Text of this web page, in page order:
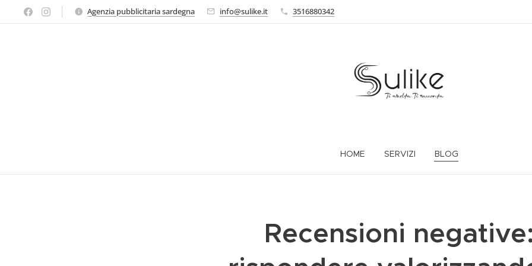
Agenzia pubblicitaria sardegna info@sulike.it 3516880342
HOME SERVIZI BLOG
Recensioni